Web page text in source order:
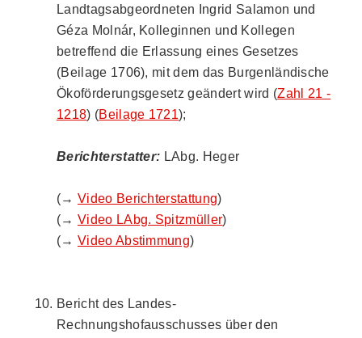
Landtagsabgeordneten Ingrid Salamon und
Géza Molnár, Kolleginnen und Kollegen
betreffend die Erlassung eines Gesetzes
(Beilage 1706), mit dem das Burgenländische
Ökoförderungsgesetz geändert wird (Zahl 21 -
1218) (Beilage 1721);
Berichterstatter: LAbg. Heger
(→ Video Berichterstattung)
(→ Video LAbg. Spitzmüller)
(→ Video Abstimmung)
Bericht des Landes-
Rechnungshofausschusses über den